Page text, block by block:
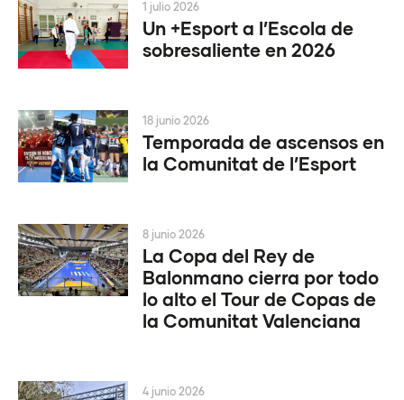
Un +Esport a l’Escola de
sobresaliente en 2026
1 julio 2026
Temporada de ascensos en
la Comunitat de l’Esport
18 junio 2026
La Copa del Rey de
Balonmano cierra por todo
lo alto el Tour de Copas de
la Comunitat Valenciana
8 junio 2026
4 junio 2026